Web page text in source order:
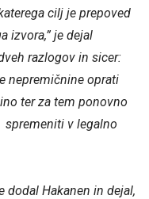
cilj je prepoved
izvora,” je dejal
razlogov in sicer:
nepremičnine oprati
ter za tem ponovno
v legalno
dodal Hakanen in dejal,